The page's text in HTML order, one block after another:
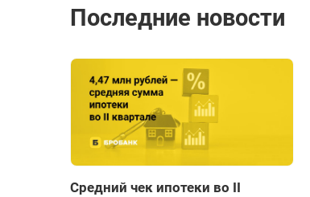
Последние новости
Средний чек ипотеки во II